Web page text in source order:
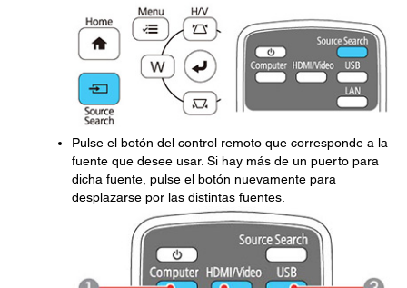
Pulse el botón del control remoto que corresponde a la
fuente que desee usar. Si hay más de un puerto para
dicha fuente, pulse el botón nuevamente para
desplazarse por las distintas fuentes.